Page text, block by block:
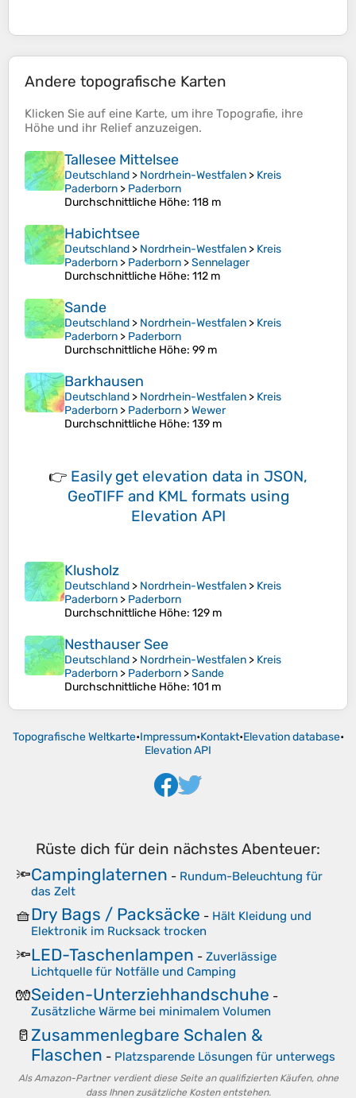
Andere topografische Karten
Klicken Sie auf eine Karte, um ihre Topografie, ihre
Höhe und ihr Relief anzuzeigen.
Tallesee Mittelsee
Deutschland > Nordrhein-Westfalen > Kreis
Paderborn > Paderborn
Durchschnittliche Höhe: 118 m
Habichtsee
Deutschland > Nordrhein-Westfalen > Kreis
Paderborn > Paderborn >Sennelager
Durchschnittliche Höhe: 112 m
Sande
Deutschland > Nordrhein-Westfalen > Kreis
Paderborn > Paderborn
Durchschnittliche Höhe: 99 m
Barkhausen
Deutschland > Nordrhein-Westfalen > Kreis
Paderborn > Paderborn >Wewer
Durchschnittliche Höhe: 139 m
👉 Easily get elevation data in JSON,
GeoTIFF and KML formats using
Elevation API
Klusholz
Deutschland > Nordrhein-Westfalen > Kreis
Paderborn > Paderborn
Durchschnittliche Höhe: 129 m
Nesthauser See
Deutschland > Nordrhein-Westfalen > Kreis
Paderborn > Paderborn >Sande
Durchschnittliche Höhe: 101 m
Topografische Weltkarte•Impressum•Kontakt•Elevation database•
Elevation API
Rüste dich für dein nächstes Abenteuer:
🔦Campinglaternen - Rundum-Beleuchtung für
das Zelt
🧺Dry Bags / Packsäcke - Hält Kleidung und
Elektronik im Rucksack trocken
🔦LED-Taschenlampen - Zuverlässige
Lichtquelle für Notfälle und Camping
🧤Seiden-Unterziehhandschuhe -
Zusätzliche Wärme bei minimalem Volumen
🥛 Zusammenlegbare Schalen &
Flaschen - Platzsparende Lösungen für unterwegs
Als Amazon-Partner verdient diese Seite an qualifizierten Käufen, ohne
dass Ihnen zusätzliche Kosten entstehen.